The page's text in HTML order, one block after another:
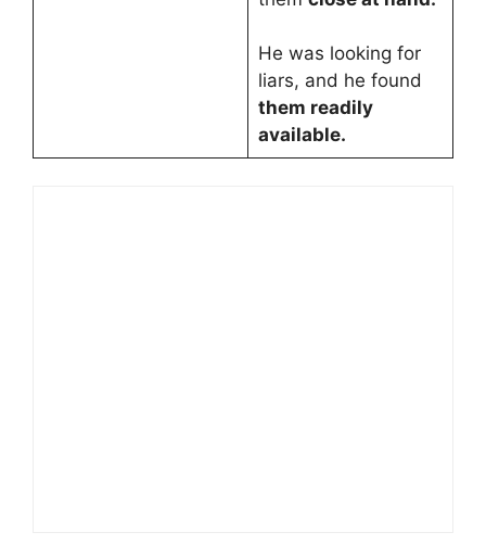
He was looking for
liars, and he found
them readily
available.